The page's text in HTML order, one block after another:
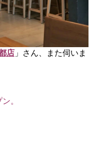
店」さん、また伺いま
。